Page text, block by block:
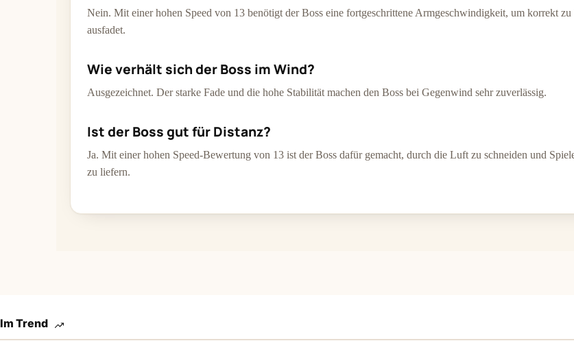
Nein. Mit einer hohen Speed von 13 benötigt der Boss eine fortgeschrittene Armgeschwindigkeit, um korrekt
ausfadet.
Wie verhält sich der Boss im Wind?
Ausgezeichnet. Der starke Fade und die hohe Stabilität machen den Boss bei Gegenwind sehr zuverlässig.
Ist der Boss gut für Distanz?
Ja. Mit einer hohen Speed-Bewertung von 13 ist der Boss dafür gemacht, durch die Luft zu schneiden und
zu liefern.
Im Trend